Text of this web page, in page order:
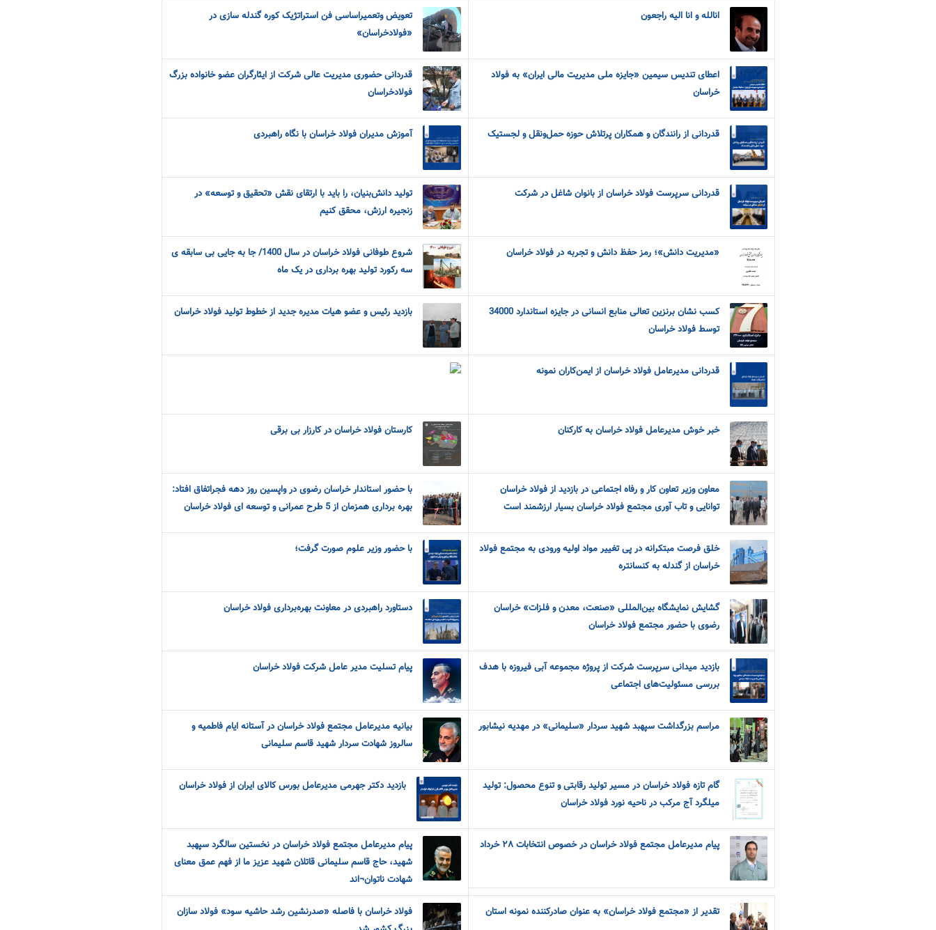
انالله و انا الیه راجعون
تعویض وتعمیراساسی فن استراتژیک کوره گندله سازی در
«فولادخراسان»
اعطای تندیس سیمین «جایزه ملی مدیریت مالی ایران» به فولاد
خراسان
قدردانی حضوری مدیریت عالی شرکت از ایثارگران عضو خانواده‌ بزرگ‌
فولادخراسان
قدردانی از رانندگان و همکاران پرتلاش حوزه حمل‌ونقل و لجستیک آموزش مدیران فولاد خراسان با نگاه راهبردی
قدردانی سرپرست فولاد خراسان از بانوان شاغل در شرکت
تولید دانش‌بنیان، را باید با ارتقای نقش «تحقیق و‌ توسعه» در
زنجیره ارزش، محقق کنیم
«مديريت دانش»؛ رمز حفظ دانش و تجربه در فولاد خراسان
شروع طوفانی فولاد خراسان در سال 1400/ جا به جایی بی سابقه ی
سه رکورد تولید بهره برداری در یک ماه
کسب نشان برنزین تعالی منابع انسانی در جایزه استاندارد 34000
توسط فولاد خراسان
بازدید رئیس و عضو هیات مدیره جدید از خطوط تولید فولاد خراسان
قدردانی مدیرعامل فولاد خراسان از ایمن‌کاران نمونه
خبر خوش مدیرعامل فولاد خراسان به کارکنان کارستان فولاد خراسان در کارزار بی برقی
معاون وزیر تعاون کار و رفاه اجتماعی در بازدید از فولاد خراسان
توانایی و تاب آوری مجتمع فولاد خراسان بسیار ارزشمند است
با حضور استاندار خراسان رضوی در واپسین روز دهه فجراتفاق افتاد:
بهره برداری همزمان از 5 طرح عمرانی و توسعه ای فولاد خراسان
خلق فرصت مبتکرانه در پی تغییر مواد اولیه ورودی به مجتمع فولاد
خراسان از گندله به کنسانتره
با حضور وزیر علوم صورت گرفت؛
گشایش نمایشگاه بین‌المللی «صنعت، معدن و فلزات» خراسان
رضوی با حضور مجتمع فولاد خراسان
دستاورد راهبردی در معاونت بهره‌برداری فولاد خراسان
بازدید میدانی سرپرست شرکت از پروژه مجموعه آبی فیروزه با هدف
بررسی مسئولیت‌های اجتماعی
پیام تسلیت مدیر عامل شرکت فولاد خراسان
مراسم بزرگداشت سپهبد شهید سردار «سلیمانی» در مهدیه نیشابور
بیانیه مدیرعامل مجتمع فولاد خراسان در آستانه ایام فاطمیه و
سالروز شهادت سردار شهید قاسم سلیمانی
گام تازه فولاد خراسان در مسیر تولید رقابتی و تنوع محصول: تولید
میلگرد آج مرکب در ناحیه نورد فولاد خراسان
بازدید دکتر جهرمی مدیرعامل بورس کالای ایران از فولاد خراسان
پیام مدیرعامل مجتمع فولاد خراسان در خصوص انتخابات ٢٨ خرداد
پیام مدیرعامل مجتمع فولاد خراسان در نخستین سالگرد سپهبد
شهید، حاج قاسم سلیمانی قاتلان شهید عزیز ما از فهم عمق معنای
شهادت ناتوان¬اند
تقدیر از «مجتمع فولاد خراسان» به عنوان صادرکننده نمونه استان
فولاد خراسان با فاصله «صدرنشین رشد حاشیه سود» فولاد سازان